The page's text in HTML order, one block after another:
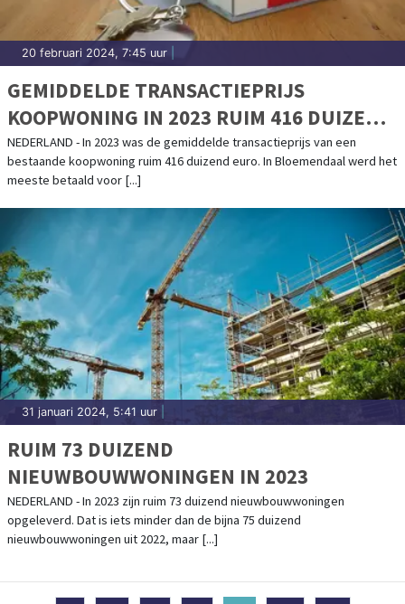
20 februari 2024, 7:45 uur
GEMIDDELDE TRANSACTIEPRIJS
KOOPWONING IN 2023 RUIM 416 DUIZEND
EURO
NEDERLAND - In 2023 was de gemiddelde transactieprijs van een
bestaande koopwoning ruim 416 duizend euro. In Bloemendaal werd het
meeste betaald voor [...]
31 januari 2024, 5:41 uur
RUIM 73 DUIZEND
NIEUWBOUWWONINGEN IN 2023
NEDERLAND - In 2023 zijn ruim 73 duizend nieuwbouwwoningen
opgeleverd. Dat is iets minder dan de bijna 75 duizend
nieuwbouwwoningen uit 2022, maar [...]